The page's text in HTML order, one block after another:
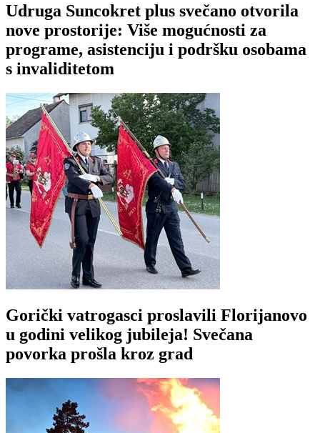
Udruga Suncokret plus svečano otvorila
nove prostorije: Više mogućnosti za
programe, asistenciju i podršku osobama
s invaliditetom
Gorički vatrogasci proslavili Florijanovo
u godini velikog jubileja! Svečana
povorka prošla kroz grad